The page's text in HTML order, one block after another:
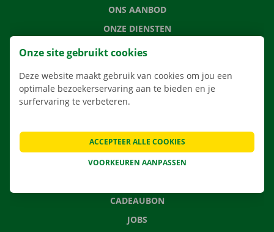
ONS AANBOD
ONZE DIENSTEN
LOCATIES
VERHUISOPLOSSINGEN
CONTACTEER ONS
VEELGESTELDE VRAGEN
CADEAUBON
JOBS
Onze site gebruikt cookies
Deze website maakt gebruik van cookies om jou een
optimale bezoekerservaring aan te bieden en je
surfervaring te verbeteren.
VOORKEUREN AANPASSEN
ACCEPTEER ALLE COOKIES